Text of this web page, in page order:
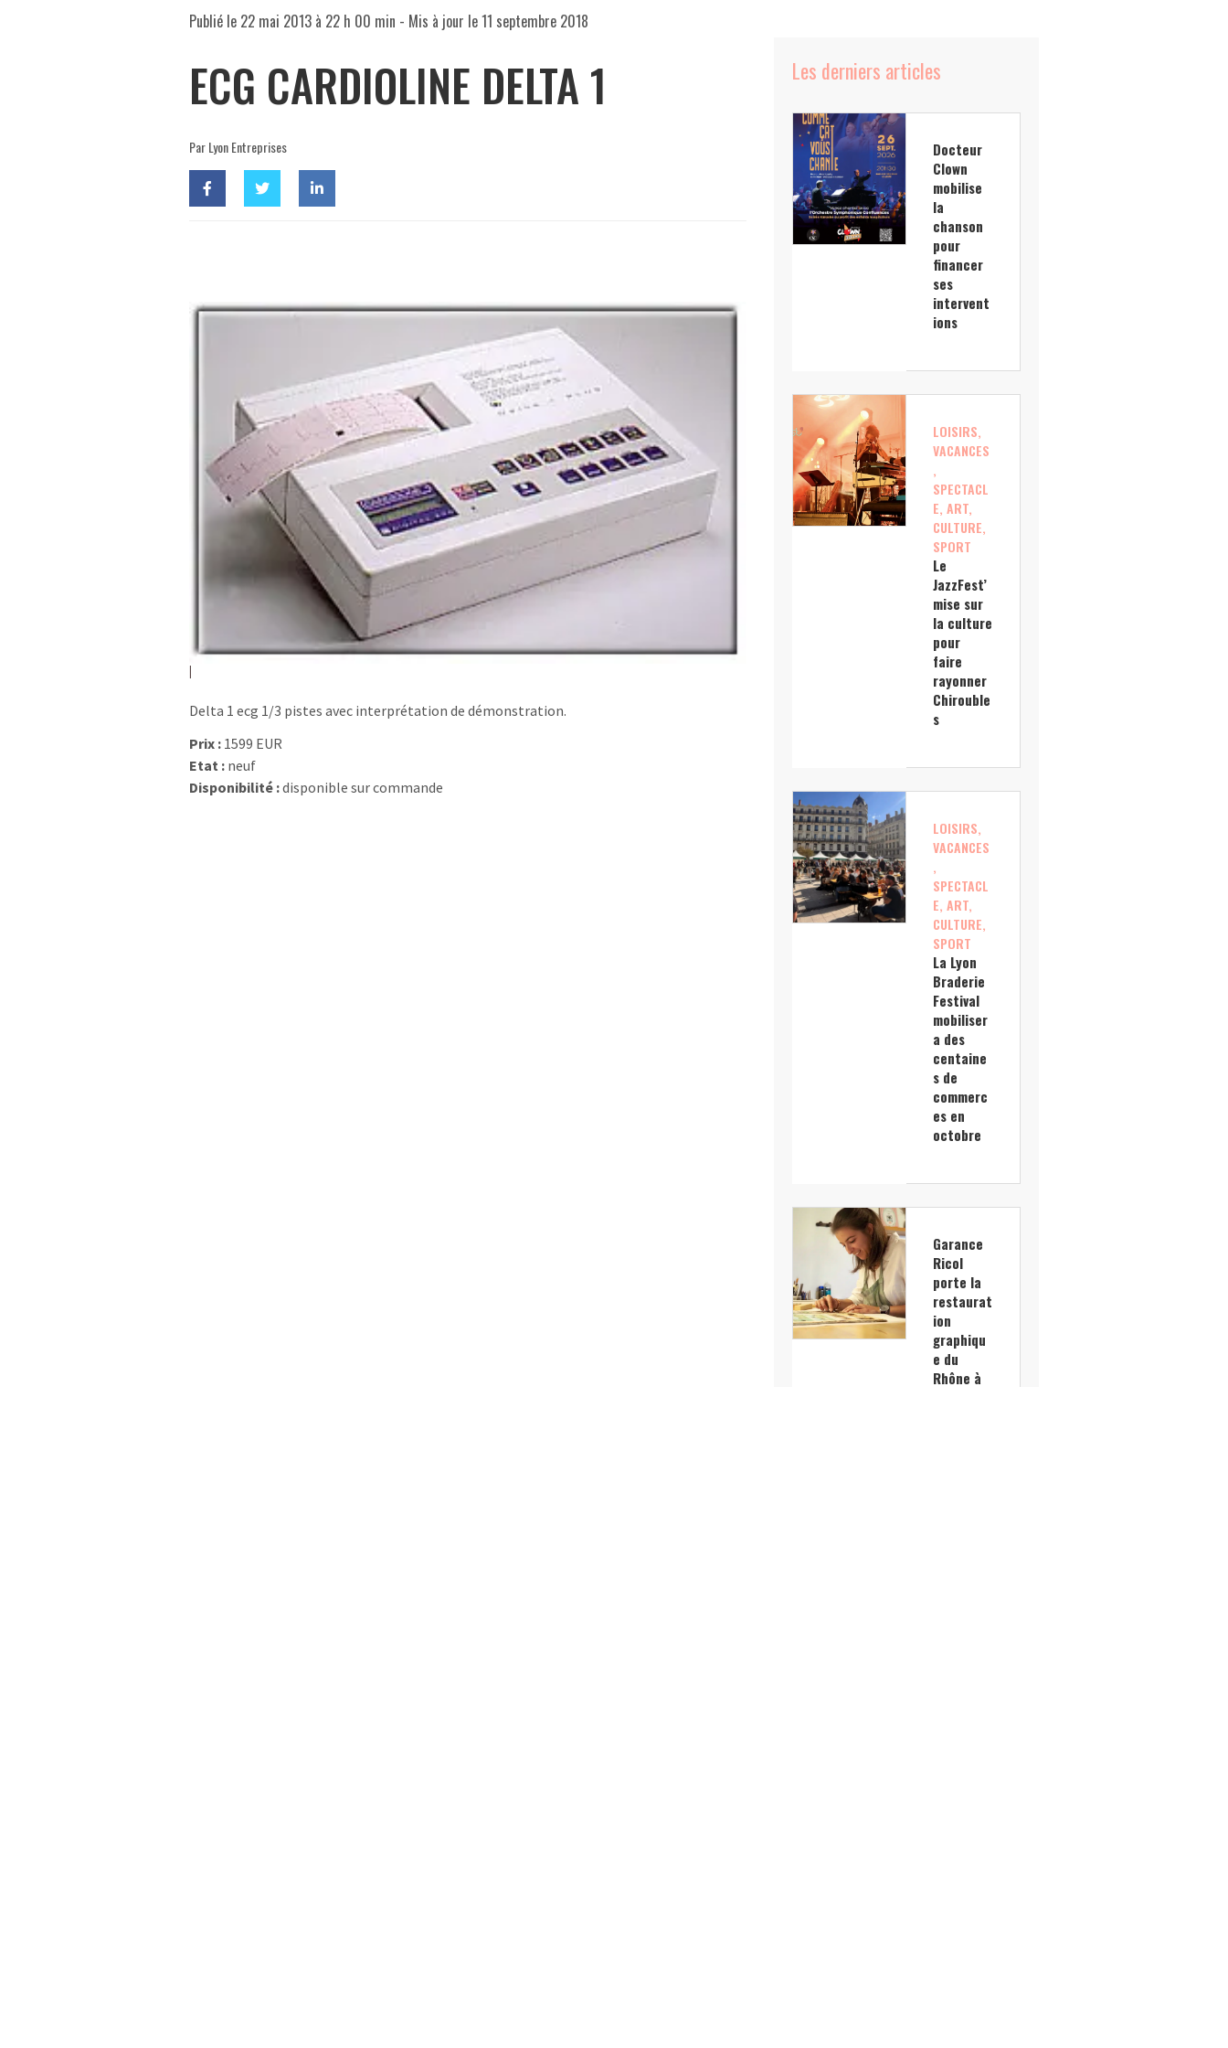
Publié le 22 mai 2013 à 22 h 00 min - Mis à jour le11 septembre 2018
ECG CARDIOLINE DELTA 1
Par Lyon Entreprises
Delta 1 ecg 1/3 pistes avec interprétation de démonstration.
Prix : 1599 EUR
Etat : neuf
Disponibilité :disponible sur commande
Les derniers articles
Docteur
Clown
mobilise
la
chanson
pour
financer
ses
intervent
ions
LOISIRS,
VACANCES
,
SPECTACL
E, ART,
CULTURE,
SPORT
Le
JazzFest’
mise sur
la culture
pour
faire
rayonner
Chirouble
s
LOISIRS,
VACANCES
,
SPECTACL
E, ART,
CULTURE,
SPORT
La Lyon
Braderie
Festival
mobiliser
a des
centaine
s de
commerc
es en
octobre
Garance
Ricol
porte la
restaurat
ion
graphiqu
e du
Rhône à